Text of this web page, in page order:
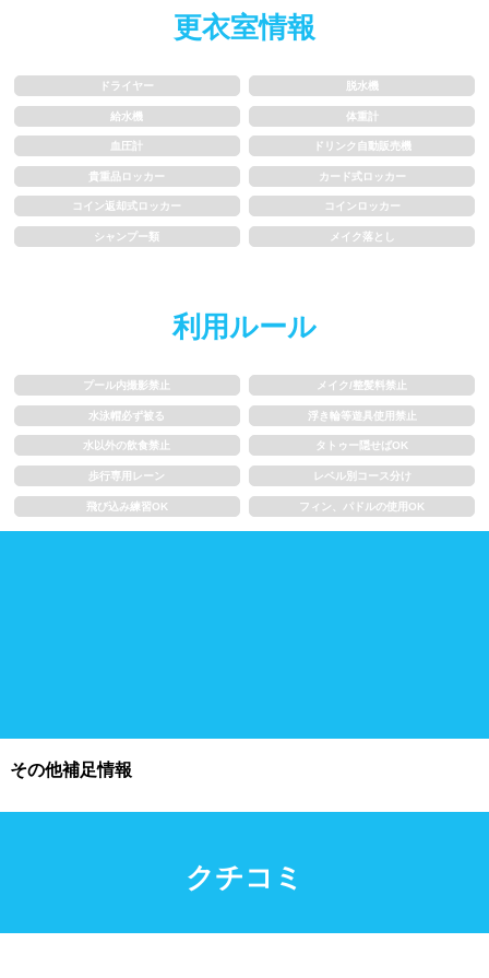
更衣室情報
ドライヤー 脱水機
給水機 体重計
血圧計 ドリンク自動販売機
貴重品ロッカー カード式ロッカー
コイン返却式ロッカー コインロッカー
シャンプー類 メイク落とし
利用ルール
プール内撮影禁止 メイク/整髪料禁止
水泳帽必ず被る 浮き輪等遊具使用禁止
水以外の飲食禁止 タトゥー隠せばOK
歩行専用レーン レベル別コース分け
飛び込み練習OK フィン、パドルの使用OK
その他補足情報
クチコミ
飛び込み練習OK フィン、パドルの使用OK
スクール
子供向け水泳教室 大人向け水泳教室
バスタオル
浮き輪類 水泳帽、ゴーグル
施設利用
プール情報募集中